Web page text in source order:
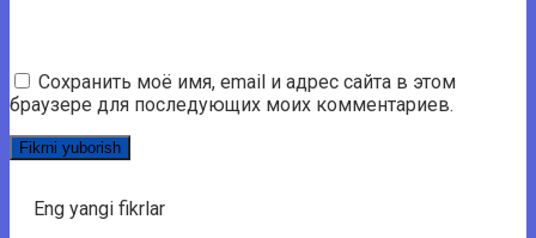
Сохранить моё имя, email и адрес сайта в этом
браузере для последующих моих комментариев.
Eng yangi fikrlar